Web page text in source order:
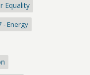
Equality
- Energy